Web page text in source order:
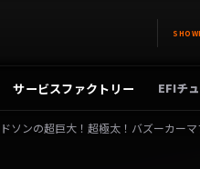
サービスファクトリー EFIチ
ソンの超巨大！超極太！バズーカー